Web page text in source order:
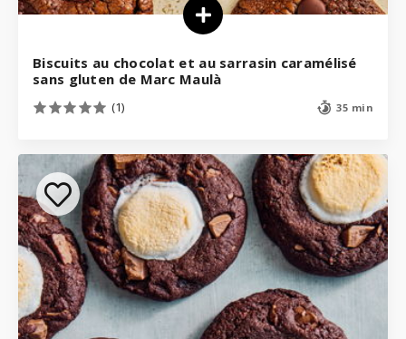
Biscuits au chocolat et au sarrasin caramélisé
sans gluten de Marc Maulà
(1) 35 min